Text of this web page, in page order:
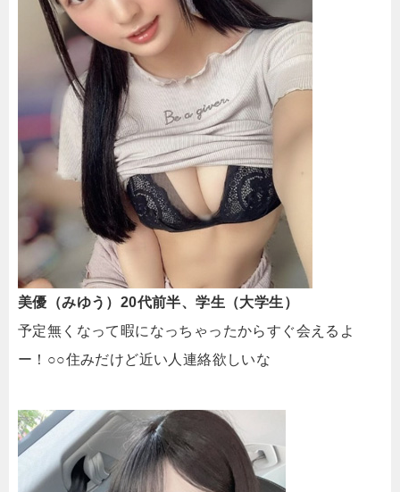
美優（みゆう）20代前半、学生（大学生）
予定無くなって暇になっちゃったからすぐ会えるよ
ー！○○住みだけど近い人連絡欲しいな